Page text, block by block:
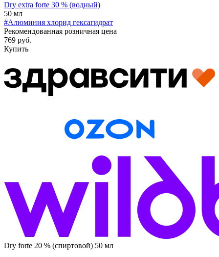
Dry extra forte 30 % (водный)
50 мл
#Алюминия хлорид гексагидрат
Рекомендованная розничная цена
769 руб.
Купить
Dry forte 20 % (спиртовой) 50 мл